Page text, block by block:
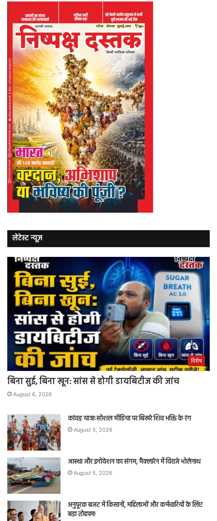
लेटेस्ट न्यूज़
विशेष
बिना सुई, बिना खून: सांस से होगी डायबिटीज की जांच
August 6, 2026
कांवड़ यात्राःसोशल मीडिया पर बिखरे शिव भक्ति के रंग
August 5, 2026
आस्था और इनोवेशन का संगम, मैक्लारेन में विराजे भोलेनाथ
August 5, 2026
अनुपूरक बजट में किसानों, महिलाओं और कर्मचारियों के लिए
बड़ा तोहफा!